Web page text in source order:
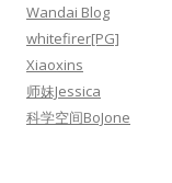
Wandai Blog
whitefirer[PG]
Xiaoxins
师妹Jessica
科学空间BoJone